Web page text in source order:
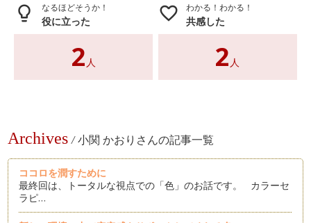
lightbulb_outline なるほどそうか！
役に立った
2 人
favorite_border わかる！わかる！
共感した
2 人
Archives / 小関 かおりさんの記事一覧
ココロを潤すために
最終回は、トータルな視点での「色」のお話です。 カラーセ
ラピ…